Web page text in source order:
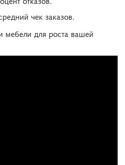
чек заказов.
для роста вашей